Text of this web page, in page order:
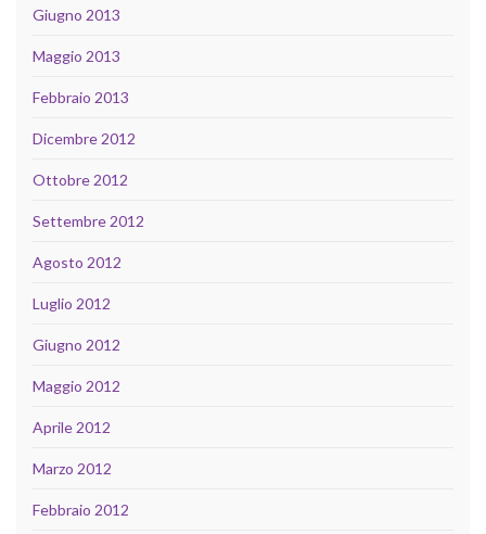
Giugno 2013
Maggio 2013
Febbraio 2013
Dicembre 2012
Ottobre 2012
Settembre 2012
Agosto 2012
Luglio 2012
Giugno 2012
Maggio 2012
Aprile 2012
Marzo 2012
Febbraio 2012